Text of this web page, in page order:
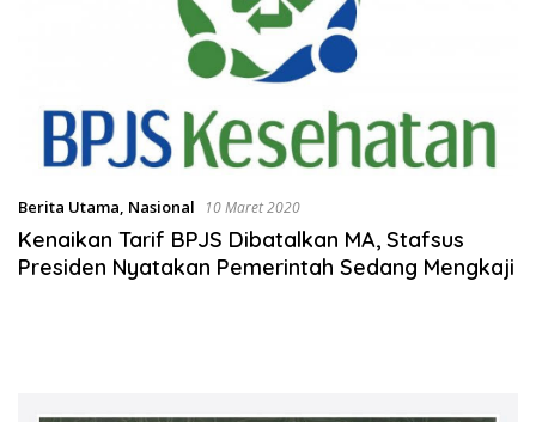
Berita Utama, Nasional 10 Maret 2020
Kenaikan Tarif BPJS Dibatalkan MA, Stafsus
Presiden Nyatakan Pemerintah Sedang Mengkaji